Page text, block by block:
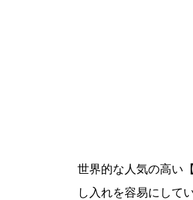
世界的な人気の高い
し入れを容易にして